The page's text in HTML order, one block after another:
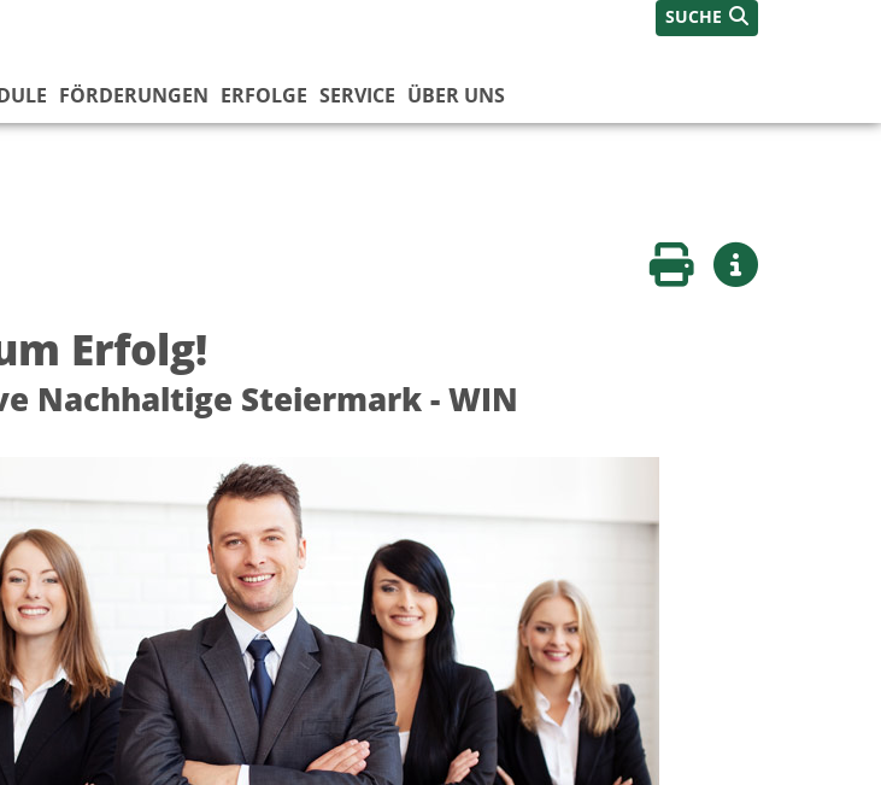
SUCHE
FÖRDERUNGEN ERFOLGE SERVICE ÜBER UNS
Seite druckenWeitere Infos
Erfolg!
Nachhaltige Steiermark - WIN